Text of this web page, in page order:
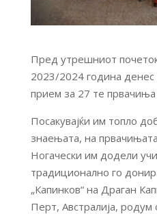
Пред утрешниот
2023/2024 година
прием за 27 те
Посакувајќи им топло
знаењата, на
Ногачески им додели
традиционално го
„Капинков“ на Драган
Перт, Австралија, родум